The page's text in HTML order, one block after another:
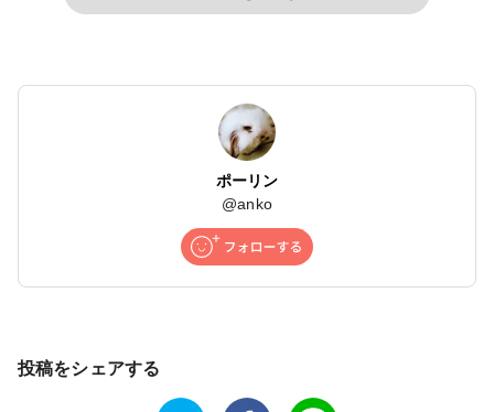
ポーリン
@anko
投稿をシェアする